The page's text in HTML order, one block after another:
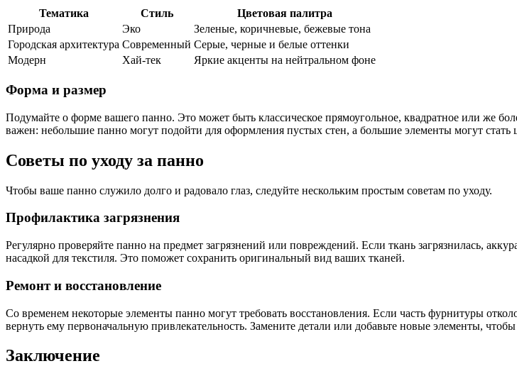
Тематика Стиль
Цветовая палитра
Природа
Эко
Зеленые, коричневые, бежевые тона
Городская архитектура Современный Серые, черные и белые оттенки
Модерн
Хай-тек Яркие акценты на нейтральном фоне
Форма и размер
Подумайте о форме вашего панно. Это может быть классическое прямоугольное, квадратное или же
важен: небольшие панно могут подойти для оформления пустых стен, а большие элементы могут стать
Советы по уходу за панно
Чтобы ваше панно служило долго и радовало глаз, следуйте нескольким простым советам по уходу.
Профилактика загрязнения
Регулярно проверяйте панно на предмет загрязнений или повреждений. Если ткань загрязнилась,
насадкой для текстиля. Это поможет сохранить оригинальный вид ваших тканей.
Ремонт и восстановление
Со временем некоторые элементы панно могут требовать восстановления. Если часть фурнитуры
вернуть ему первоначальную привлекательность. Замените детали или добавьте новые элементы,
Заключение